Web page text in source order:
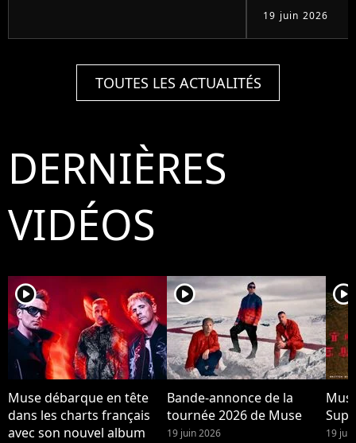
19 juin 2026
TOUTES LES ACTUALITÉS
DERNIÈRES
VIDÉOS
player2
Muse débarque en tête
dans les charts français
avec son nouvel album
player2
Bande-annonce de la
tournée 2026 de Muse
19 juin 2026
player2
19